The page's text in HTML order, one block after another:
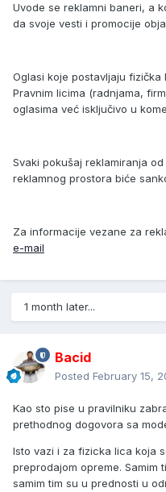
Uvode se reklamni baneri, a
da svoje vesti i promocije
Oglasi koje postavljaju
Pravnim licima (radnjama,
oglasima već isključivo u
Svaki pokušaj reklamiranja
reklamnog prostora biće
Za informacije vezane za
e-mail
1 month later...
Bacid
Posted February 15,
Kao sto pise u pravilniku
prethodnog dogovora sa
Isto vazi i za fizicka lica koja
preprodajom opreme. Samim
samim tim su u prednosti u